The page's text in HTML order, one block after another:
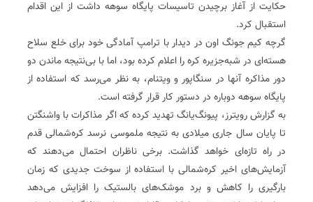
حکایت از آغاز برچیدن تاسیسات پایگاه سوهه داشت از این اقدام
استقبال کرد.
گرچه کیم جونگ اون در دیدار با ترامپ آمادگی خود برای خلع سلاح
هسته‌ای در شبه‌جزیره کره را اعلام کرده بود، اما با بی‌نتیجه ماندن دو
دور مذاکره آنها در سنگاپور و ویتنام، به نظر می‌رسد که استفاده از
پایگاه سوهه دوباره در دستور کار قرار گرفته است.
به گزارش رویترز، پیونگ‌یانگ تهدید کرده که اگر مذاکرات با واشنگتن
تا پایان سال جاری میلادی به نتیجه ملموسی نرسد کره‌شمالی قدم
در راه تازه‌ای خواهد گذاشت. برخی ناظران احتمال می‌دهند که
آزمایش‌های اخیر کره‌شمالی با استفاده از سوخت جدیدی که زمان
بارگیری را کاهش و برد موشک‌های بالستیک را افزایش می‌دهد